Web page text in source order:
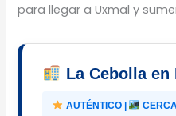
para llegar a Uxmal y
La Cebolla en
AUTÉNTICO |